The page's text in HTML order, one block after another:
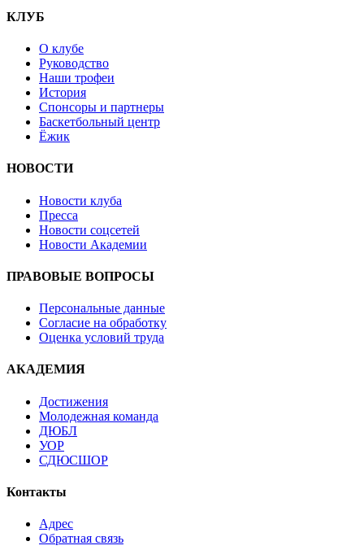
КЛУБ
О клубе
Руководство
Наши трофеи
История
Спонсоры и партнеры
Баскетбольный центр
Ёжик
НОВОСТИ
Новости клуба
Пресса
Новости соцсетей
Новости Академии
ПРАВОВЫЕ ВОПРОСЫ
Персональные данные
Согласие на обработку
Оценка условий труда
АКАДЕМИЯ
Достижения
Молодежная команда
ДЮБЛ
УОР
СДЮСШОР
Контакты
Адрес
Обратная связь